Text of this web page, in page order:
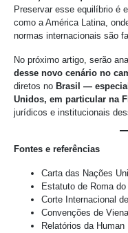
Preservar esse equilíbrio é
como a América Latina,
normas internacionais são
No próximo artigo, serão
desse novo cenário no
diretos no Brasil —
Unidos, em particular na
jurídicos e institucionais
Fontes e referências
Carta das Nações
Estatuto de Roma
Corte Internacional
Convenções de
Relatórios da